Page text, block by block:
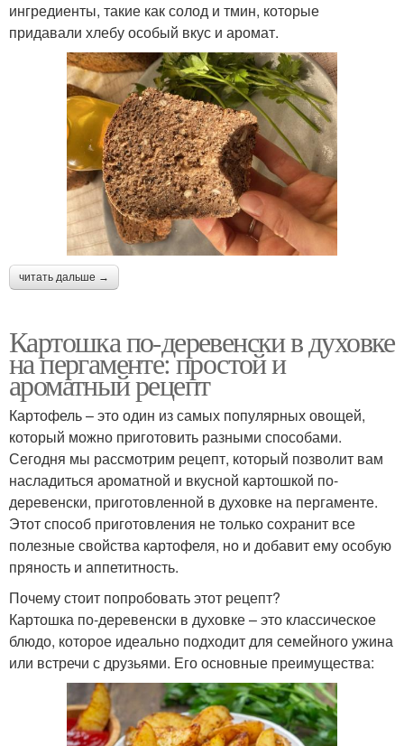
ингредиенты, такие как солод и тмин, которые
придавали хлебу особый вкус и аромат.
читать дальше →
Картошка по-деревенски в духовке
на пергаменте: простой и
ароматный рецепт
Картофель – это один из самых популярных овощей,
который можно приготовить разными способами.
Сегодня мы рассмотрим рецепт, который позволит вам
насладиться ароматной и вкусной картошкой по-
деревенски, приготовленной в духовке на пергаменте.
Этот способ приготовления не только сохранит все
полезные свойства картофеля, но и добавит ему особую
пряность и аппетитность.
Почему стоит попробовать этот рецепт?
Картошка по-деревенски в духовке – это классическое
блюдо, которое идеально подходит для семейного ужина
или встречи с друзьями. Его основные преимущества: